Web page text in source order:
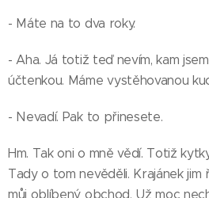
- Máte na to dva roky.
- Aha. Já totiž teď nevím, kam
účtenkou. Máme vystěhovanou
- Nevadí. Pak to přinesete.
Hm. Tak oni o mně vědí. Totiž
Tady o tom nevěděli. Krajánek
můj oblíbený obchod. Už moc